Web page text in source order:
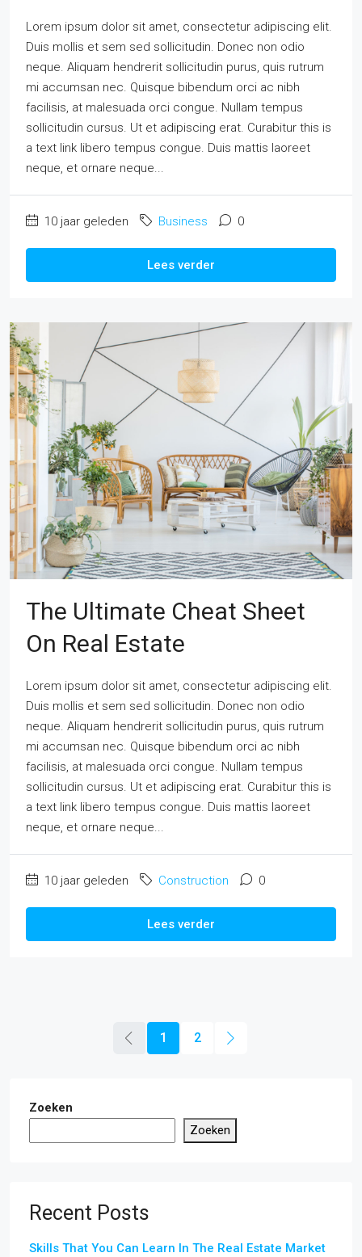
Lorem ipsum dolor sit amet, consectetur adipiscing elit.
Duis mollis et sem sed sollicitudin. Donec non odio
neque. Aliquam hendrerit sollicitudin purus, quis rutrum
mi accumsan nec. Quisque bibendum orci ac nibh
facilisis, at malesuada orci congue. Nullam tempus
sollicitudin cursus. Ut et adipiscing erat. Curabitur this is
a text link libero tempus congue. Duis mattis laoreet
neque, et ornare neque...
10 jaar geleden Business 0
Lees verder
The Ultimate Cheat Sheet
On Real Estate
Lorem ipsum dolor sit amet, consectetur adipiscing elit.
Duis mollis et sem sed sollicitudin. Donec non odio
neque. Aliquam hendrerit sollicitudin purus, quis rutrum
mi accumsan nec. Quisque bibendum orci ac nibh
facilisis, at malesuada orci congue. Nullam tempus
sollicitudin cursus. Ut et adipiscing erat. Curabitur this is
a text link libero tempus congue. Duis mattis laoreet
neque, et ornare neque...
10 jaar geleden Construction 0
Lees verder
1 2
Zoeken
Zoeken
Recent Posts
Skills That You Can Learn In The Real Estate Market